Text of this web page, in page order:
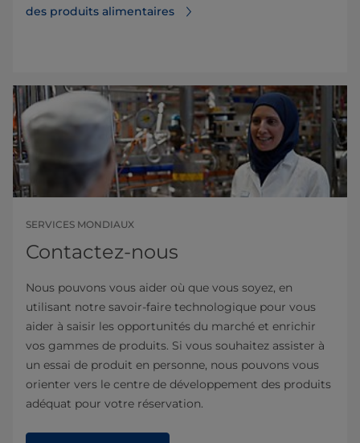
des produits alimentaires
SERVICES MONDIAUX
Contactez-nous
Nous pouvons vous aider où que vous soyez, en
utilisant notre savoir-faire technologique pour vous
aider à saisir les opportunités du marché et enrichir
vos gammes de produits. Si vous souhaitez assister à
un essai de produit en personne, nous pouvons vous
orienter vers le centre de développement des produits
adéquat pour votre réservation.